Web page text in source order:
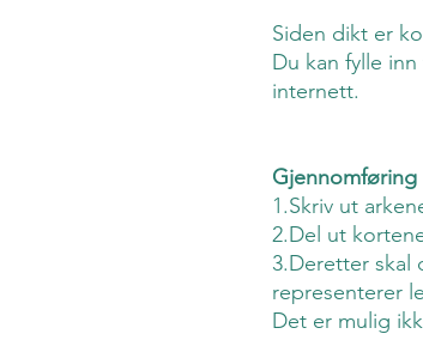
Siden dikt er
Du kan fylle
internett.
Gjennomføring
1.Skriv ut
2.Del ut
3.Deretter skal
representerer
Det er mulig